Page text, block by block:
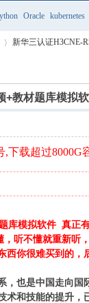
Oracle kubernetes
OCP OCM
新华三认证H3CNE-
+教材题库模拟
下载超过
模拟软件 真正
听不懂就重新听
西你很难买到的，
也是中国走向
和技能的提升